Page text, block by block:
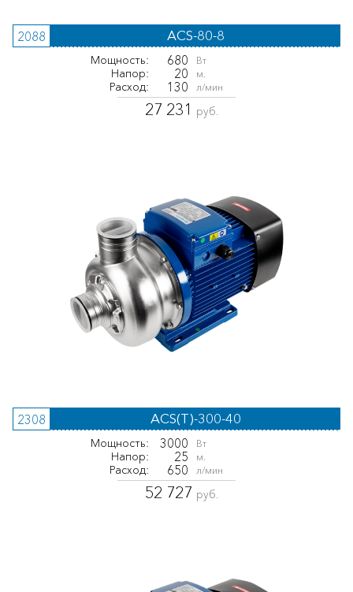
2088 ACS-80-8
Мощность: 680 Вт
Напор: 20 м.
Расход: 130 л/мин
27 231 руб.
2308 ACS(T)-300-40
Мощность: 3000 Вт
Напор: 25 м.
Расход: 650 л/мин
52 727 руб.